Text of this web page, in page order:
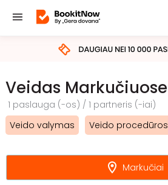
Veidas Markučiuose
1 paslauga (-os) / 1 partneris (-iai)
Veido valymas
Veido procedūros
Markučiai